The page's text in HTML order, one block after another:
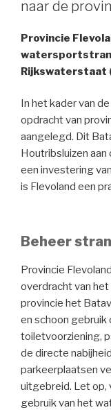
naar de
Provincie
Rijkswaterstaat
In het kader van
opdracht van
aangelegd. Dit
Houtribsluizen
een investering
is Flevoland een
Beheer
Provincie
overdracht van
provincie het
en schoon gebruik
toiletvoorziening,
de directe
parkeerplaatsen
uitgebreid. Let op,
gebruik van het